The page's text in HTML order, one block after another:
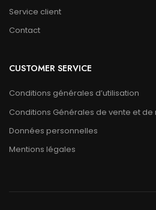
Service client
Contact
CUSTOMER SERVICE
Conditions générales d’utilisation
Conditions Générales de vente et
Données personnelles
Mentions légales